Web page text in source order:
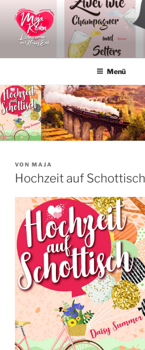
Inhalt
springen
MAJA KEATON
Menü
VERÖFFENTLICHT
AM
VON MAJA
Hochzeit auf Schottisch